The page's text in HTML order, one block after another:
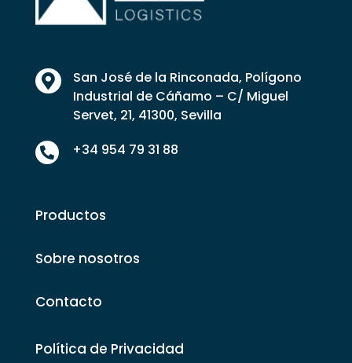

San José de la Rinconada, Polígono
Industrial de Cáñamo – C/ Miguel
Servet, 21, 41300, Sevilla
 +34 954 79 31 88
Productos
Sobre nosotros
Contacto
Política de Privacidad